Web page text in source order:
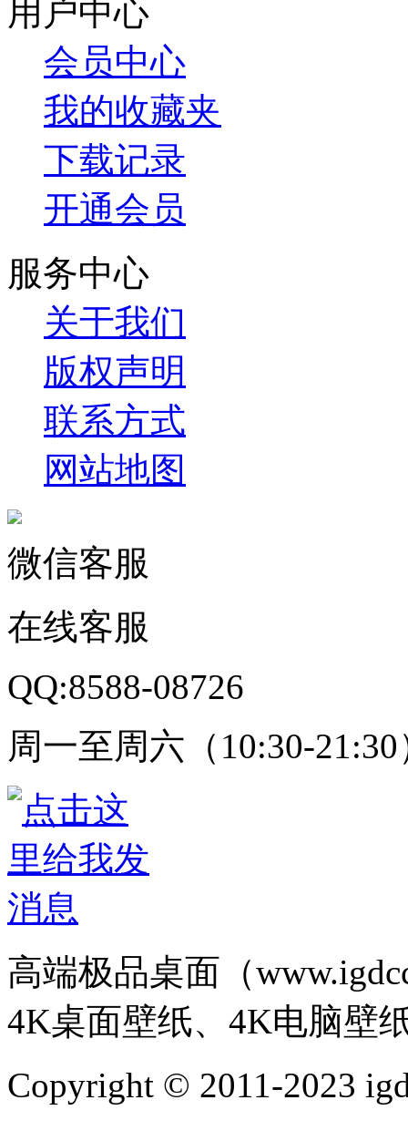
用户中心
会员中心
我的收藏夹
下载记录
开通会员
服务中心
关于我们
版权声明
联系方式
网站地图
微信客服
在线客服
QQ:8588-08726
周一至周六（10:30-21:30
高端极品桌面（
4K桌面壁纸、4K电脑壁
Copyright © 2011-2023